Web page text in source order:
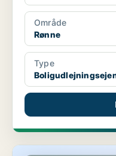
Område
Rønne
Type
Butik i Allinge